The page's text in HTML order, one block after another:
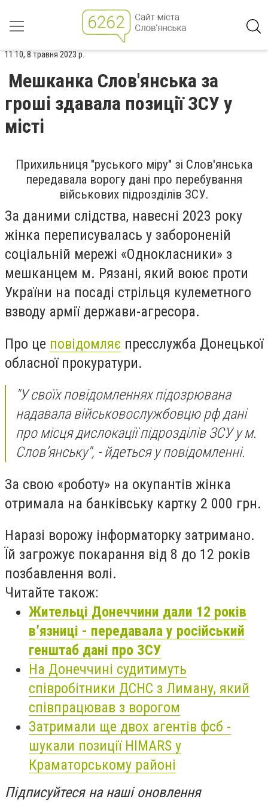
11:10, 8 травня 2023 р.
Мешканка Слов'янська за
гроші здавала позиції ЗСУ у
місті
Прихильниця "руського міру" зі Слов'янська
передавала ворогу дані про перебування
військових підрозділів ЗСУ.
За даними слідства, навесні 2023 року
жінка переписувалась у забороненій
соціальній мережі «Однокласники» з
мешканцем м. Рязані, який воює проти
України на посаді стрільця кулеметного
взводу армії держави-агресора.
Про це повідомляє пресслужба Донецької
обласної прокуратури.
"У своїх повідомленнях підозрювана
надавала військовослужбовцю рф дані
про місця дислокації підрозділів ЗСУ у м.
Слов’янську", - йдеться у повідомленні.
За свою «роботу» на окупантів жінка
отримала на банківську картку 2 000 грн.
Наразі ворожу інформаторку затримано.
Їй загрожує покарання від 8 до 12 років
позбавлення волі.
Читайте також:
Жительці Донеччини дали 12 років
в’язниці - передавала у російський
генштаб дані про ЗСУ
На Донеччині судитимуть
співробітники ДСНС з Лиману, який
співпрацював з ворогом
Затримали ще двох агентів фсб -
шукали позиції HIMARS у
Краматорському районі
Підписуйтеся на наші оновлення